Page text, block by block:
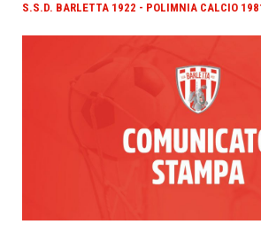
S.S.D. BARLETTA 1922 - POLIMNIA CALCIO